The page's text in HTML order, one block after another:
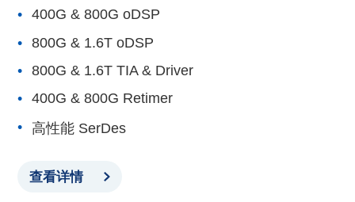
400G & 800G oDSP
800G & 1.6T oDSP
800G & 1.6T TIA & Driver
400G & 800G Retimer
高性能 SerDes
查看详情